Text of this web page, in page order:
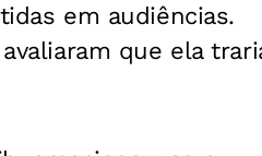
em audiências.
que ela